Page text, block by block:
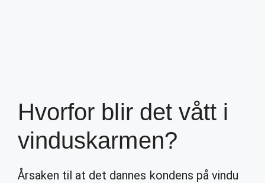
Hvorfor blir det vått i
vinduskarmen?
Årsaken til at det dannes kondens på vindu